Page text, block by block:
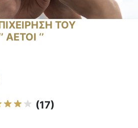
ΤΟΥ
‘’
(17)